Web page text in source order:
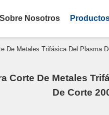
Sobre Nosotros
De Metales Trifásica Del Plasma
Corte De Metales
De Corte